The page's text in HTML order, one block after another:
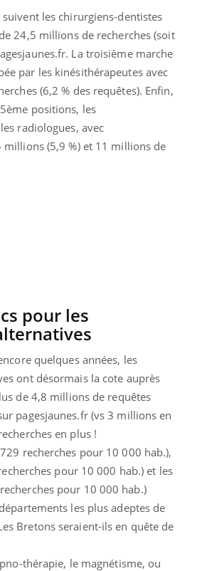
suivent les chirurgiens-dentistes
24,5 millions de recherches (soit
La troisième marche
par les kinésithérapeutes avec
(6,2 % des requêtes). Enfin,
positions, les
radiologues, avec
(5,9 %) et 11 millions de
pour les
quelques années, les
ont désormais la cote auprès
de 4,8 millions de requêtes
pagesjaunes.fr (vs 3 millions en
en plus !
recherches pour 10 000 hab.),
pour 10 000 hab.) et les
pour 10 000 hab.)
les plus adeptes de
Bretons seraient-ils en quête de
thérapie, le magnétisme, ou